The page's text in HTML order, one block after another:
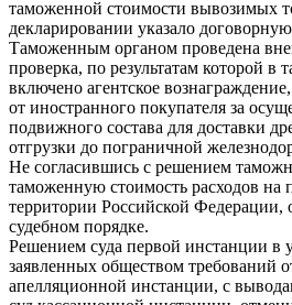
таможенной стоимости вывозимых
декларировании указало
Таможенным органом проведена
проверка, по результатам которой в
включено агентское
от иностранного покупателя за
подвижного состава для доставки
отгрузки до пограничной
Не согласившись с решением
таможенную стоимость расходов на
территории Российской Федерации,
судебном порядке.
Решением суда первой инстанции в
заявленных обществом требований
апелляционной инстанции, с